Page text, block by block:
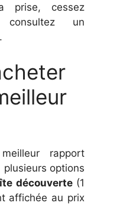
prise, cessez
consultez un
rapport
options
découverte(1
affichée au prix